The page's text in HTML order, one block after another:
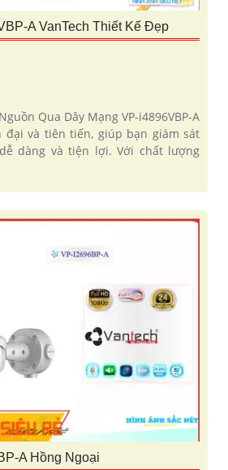
A VanTech Thiết Kế Đẹp
Qua Dây Mạng VP-i4896VBP-A
và tiên tiến, giúp bạn giám sát
dàng và tiện lợi. Với chất lượng
A Hồng Ngoại